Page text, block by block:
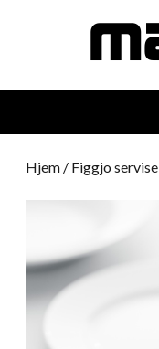
Hjem / Figgjo servise